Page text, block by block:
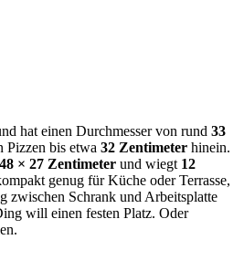
hat einen Durchmesser von rund 33
Pizzen bis etwa 32 Zentimeter hinein.
× 27 Zentimeter und wiegt 12
genug für Küche oder Terrasse,
zwischen Schrank und Arbeitsplatte
will einen festen Platz. Oder